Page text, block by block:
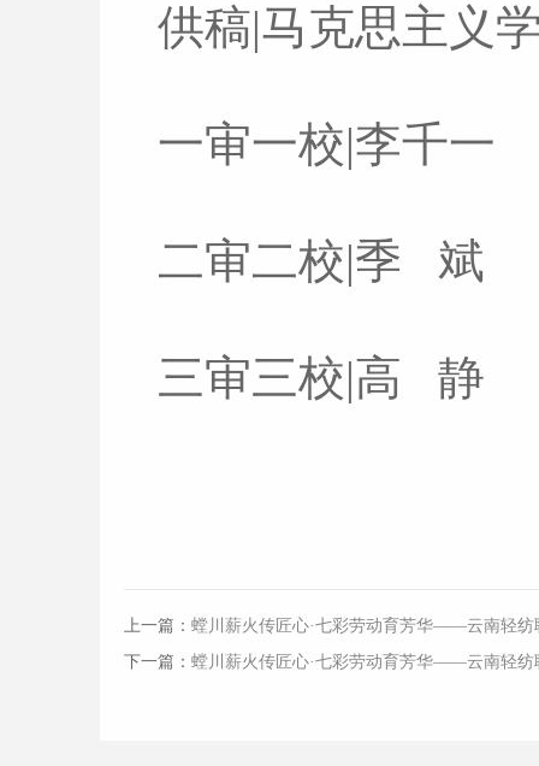
供稿|马克思主义
一审一校|李千一
二审二校|季 斌
三审三校|高 静
上一篇： 螳川薪火传匠心·七彩劳动育芳华——云南轻纺
下一篇： 螳川薪火传匠心·七彩劳动育芳华——云南轻纺